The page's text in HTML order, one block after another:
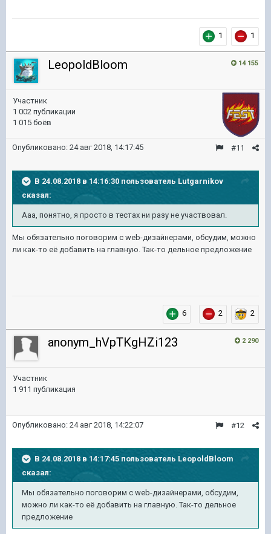
1 1
14 155
LeopoldBloom
Участник
1 002 публикации
1 015 боёв
#11
Опубликовано: 24 авг 2018, 14:17:45
В 24.08.2018 в 14:16:30 пользователь Lutgarnikov
сказал:
Ааа, понятно, я просто в тестах ни разу не участвовал.
Мы обязательно поговорим с web-дизайнерами, обсудим, можно
ли как-то её добавить на главную. Так-то дельное предложение
6 2 2
2 290
anonym_hVpTKgHZi123
Участник
1 911 публикация
#12
Опубликовано: 24 авг 2018, 14:22:07
В 24.08.2018 в 14:17:45 пользователь LeopoldBloom
сказал:
Мы обязательно поговорим с web-дизайнерами, обсудим,
можно ли как-то её добавить на главную. Так-то дельное
предложение